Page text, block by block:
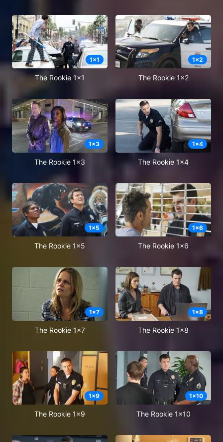
1x1
The Rookie 1x1
1x2
The Rookie 1x2
1x3
The Rookie 1x3
1x4
The Rookie 1x4
1x5
The Rookie 1x5
1x6
The Rookie 1x6
1x7
The Rookie 1x7
1x8
The Rookie 1x8
1x9
The Rookie 1x9
1x10
The Rookie 1x10